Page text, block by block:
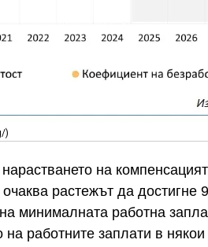
)
нарастването на
очаква растежът да
минималната работна
на работните заплати в